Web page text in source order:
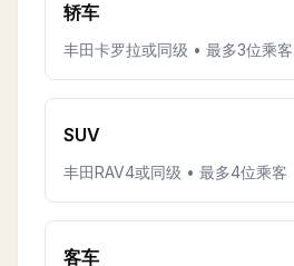
轿车
丰田卡罗拉或同级 • 最多3位乘客
SUV
丰田RAV4或同级 • 最多4位乘客
客车